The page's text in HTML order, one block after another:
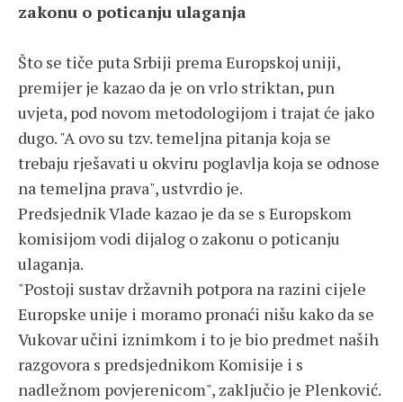
zakonu o poticanju ulaganja
Što se tiče puta Srbiji prema Europskoj uniji,
premijer je kazao da je on vrlo striktan, pun
uvjeta, pod novom metodologijom i trajat će jako
dugo. "A ovo su tzv. temeljna pitanja koja se
trebaju rješavati u okviru poglavlja koja se odnose
na temeljna prava", ustvrdio je.
Predsjednik Vlade kazao je da se s Europskom
komisijom vodi dijalog o zakonu o poticanju
ulaganja.
"Postoji sustav državnih potpora na razini cijele
Europske unije i moramo pronaći nišu kako da se
Vukovar učini iznimkom i to je bio predmet naših
razgovora s predsjednikom Komisije i s
nadležnom povjerenicom", zaključio je Plenković.